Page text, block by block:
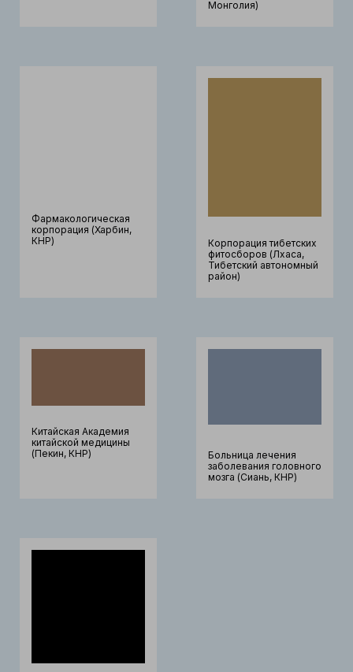
Монголия)
Фармакологическая
корпорация (Харбин,
КНР)
Корпорация тибетских
фитосборов (Лхаса,
Тибетский автономный
район)
Китайская Академия
китайской медицины
(Пекин, КНР)
Больница лечения
заболевания головного
мозга (Сиань, КНР)